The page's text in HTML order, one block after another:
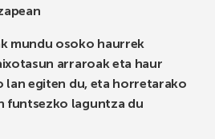
mundu osoko haurrek
arraroak eta haur
lan egiten du, eta horretarako
funtsezko laguntza du